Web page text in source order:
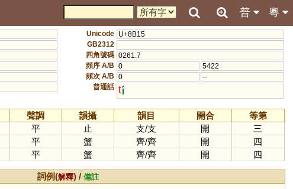
粵
普
Unicode U+8B15
GB2312
四角號碼 0261.7
頻序 A/B 0
5422
頻次 A/B 0
--
普通話 t
聲調 韻攝 韻目 開合
等第
平 止 支/支 開
三
平 蟹 齊/齊 開
四
平 蟹 齊/齊 開 四
詞例(解釋) /備註